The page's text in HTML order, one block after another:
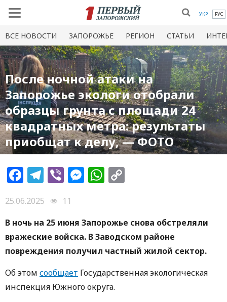
УКР РУС
ВСЕ НОВОСТИ ЗАПОРОЖЬЕ РЕГИОН СТАТЬИ
После ночной атаки на
Запорожье экологи отобрали
образцы грунта с площади 24
квадратных метра: результаты
приобщат к делу, — ФОТО
Facebook
Telegram
ViberMessenger
WhatsApp
25.06.2025
11
В ночь на 25 июня Запорожье снова обстреляли
вражеские войска. В Заводском районе
повреждения получил частный жилой сектор.
Об этом сообщает Государственная экологическая
инспекция Южного округа.